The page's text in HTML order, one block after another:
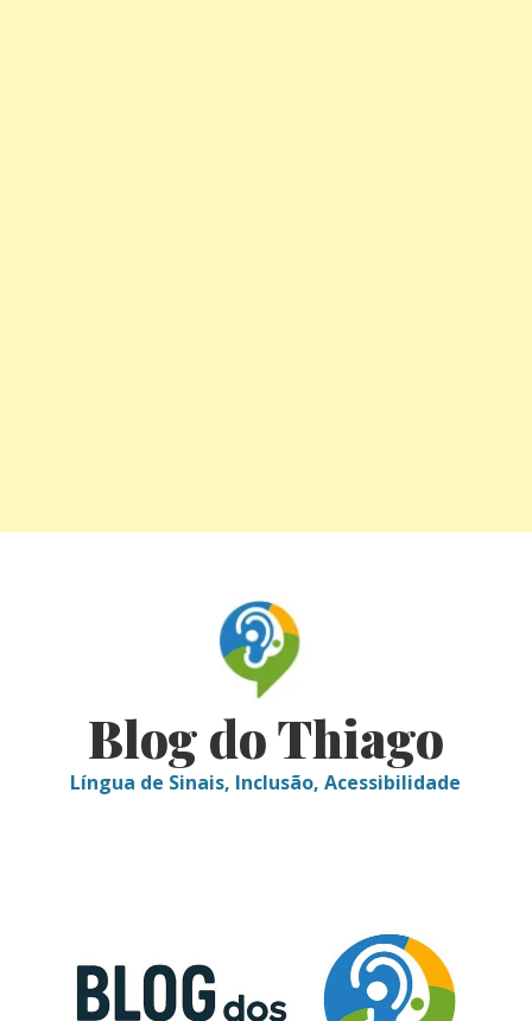
Blog do Thiago
Língua de Sinais, Inclusão, Acessibilidade